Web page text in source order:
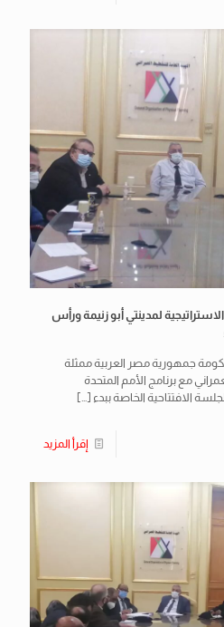
لمدينتي أبو زنيمة ورأس
جمهورية مصر العربية ممثلة
مع برنامج الأمم المتحدة
الافتتاحية الخاصة ببدء […]
إقرأ المزيد